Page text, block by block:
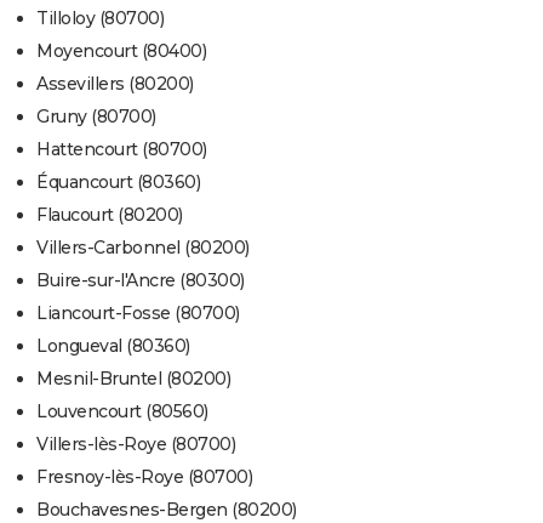
Tilloloy (80700)
Moyencourt (80400)
Assevillers (80200)
Gruny (80700)
Hattencourt (80700)
Équancourt (80360)
Flaucourt (80200)
Villers-Carbonnel (80200)
Buire-sur-l'Ancre (80300)
Liancourt-Fosse (80700)
Longueval (80360)
Mesnil-Bruntel (80200)
Louvencourt (80560)
Villers-lès-Roye (80700)
Fresnoy-lès-Roye (80700)
Bouchavesnes-Bergen (80200)